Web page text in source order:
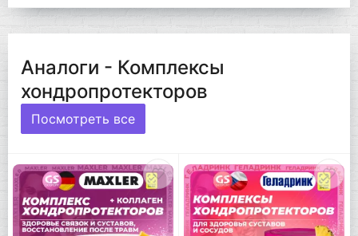
Аналоги - Комплексы
хондропротекторов
Посмотреть все